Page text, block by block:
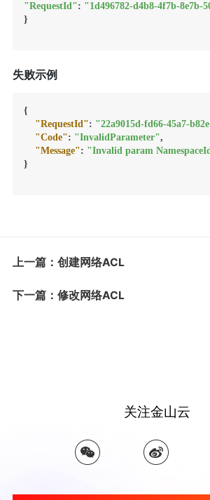
"RequestId": "1d496782-d4b8-4f7b-8e7b-
}
失败示例
{
"RequestId": "22a9015d-fd66-45a7-
"Code": "InvalidParameter",
"Message": "Invalid param
}
上一篇：创建网络ACL
下一篇：修改网络ACL
关注金山云